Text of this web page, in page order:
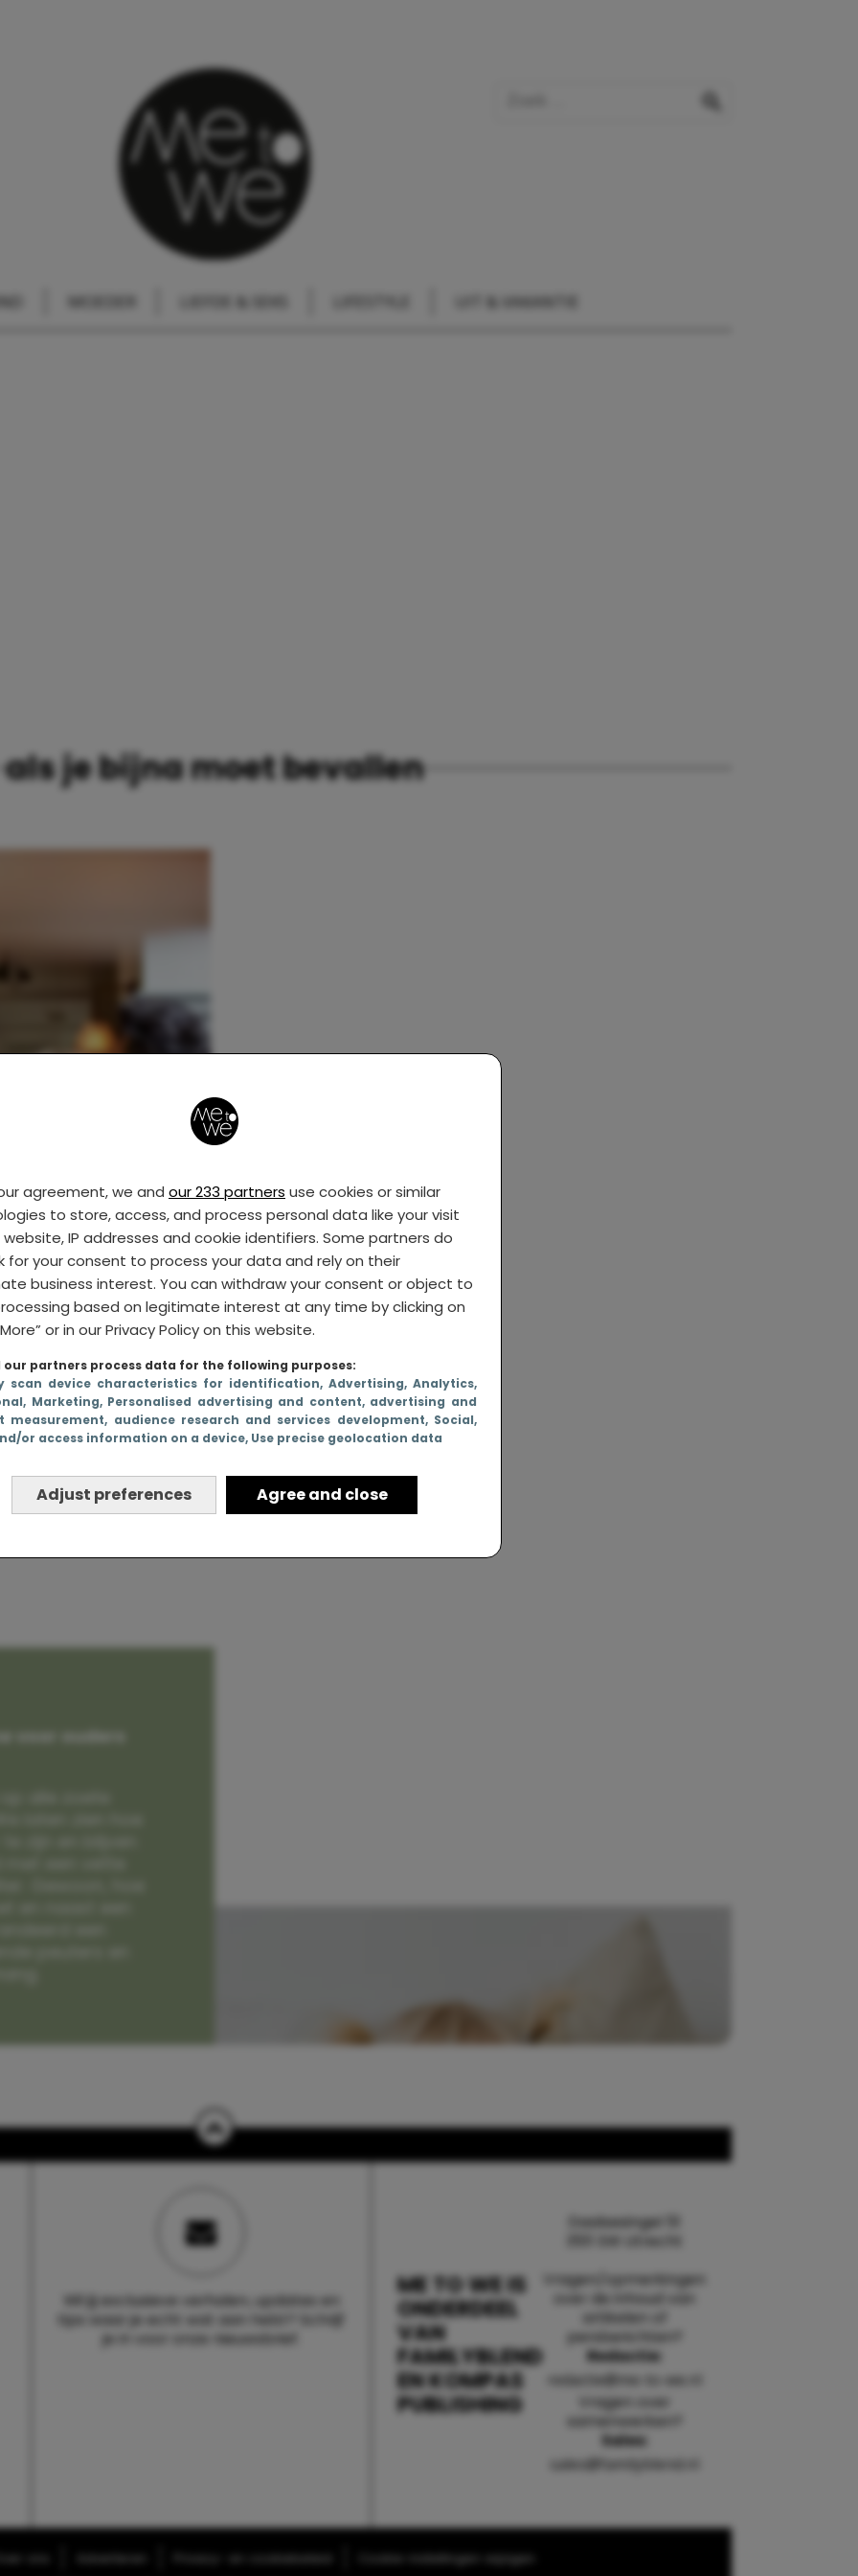
agreement, we and our 233 partners use cookies or similar
to store, access, and process personal data like your visit
IP addresses and cookie identifiers. Some partners do
for your consent to process your data and rely on their
business interest. You can withdraw your consent or object to
based on legitimate interest at any time by clicking on
or in our Privacy Policy on this website.
our partners process data for the following purposes:
scan device characteristics for identification, Advertising, Analytics,
, Marketing, Personalised advertising and content, advertising and
measurement, audience research and services development, Social,
or access information on a device, Use precise geolocation data
Adjust preferences Agree and close
MOEDER LIEFDE & SEKS UIT & VAKANTIE
als je bijna moet bevallen
mensen
moet
voor ouders
Wil jij exclusieve verhalen, updates en
tips waar je echt wat aan hebt? Schrijf
je in voor onze nieuwsbrief.
ME TO WE IS
ONDERDEEL
VAN
FAMILYBLEND
EN KOMPAS
PUBLISHING
Daalsesingel 51
3511 SW Utrecht
Vragen/opmerkingen
over de inhoud van
artikelen of
persberichten?
Redactie:
redactie@me-to-we.nl
Vragen over
samenwerken?
Sales:
sales@familyblend.nl
Cookie-instellingen wijzigen